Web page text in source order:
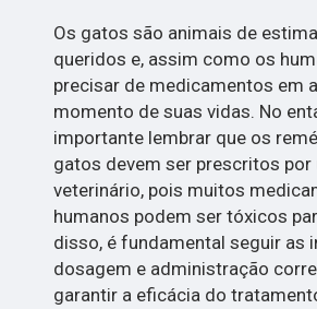
Os gatos são animais de
queridos e, assim como os
precisar de medicamentos em
momento de suas vidas. No
importante lembrar que os
gatos devem ser prescritos por
veterinário, pois muitos
humanos podem ser tóxicos
disso, é fundamental seguir as
dosagem e administração
garantir a eficácia do